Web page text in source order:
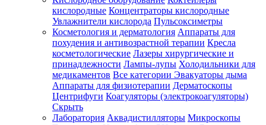
Зарегистрироваться
Зачем
регистрироваться?
Все
кислородные Концентраторы кислородные
Увлажнители кислорода Пульсоксиметры
Косметология и дерматология Аппараты для
похудения и антивозрастной терапии Кресла
косметологические Лазеры хирургические и
принадлежности Лампы-лупы Холодильники для
медикаментов Все категории Эвакуаторы дыма
Аппараты для физиотерапии Дерматоскопы
Центрифуги Коагуляторы (электрокоагуляторы)
Скрыть
Лаборатория Аквадистилляторы Микроскопы